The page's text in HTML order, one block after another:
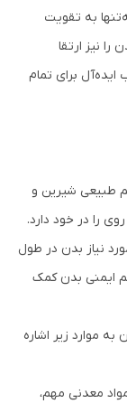
به تقویت
نیز ارتقا
برای تمام
طبیعی شیرین و
را در خود دارد.
نیاز بدن در طول
ایمنی بدن کمک
موارد زیر اشاره
معدنی مهم،